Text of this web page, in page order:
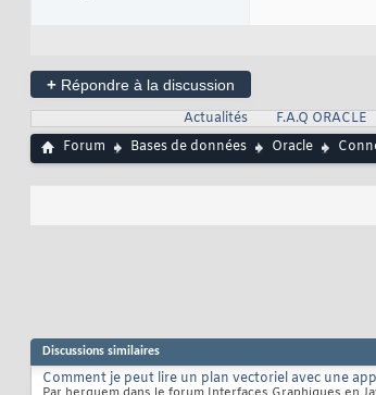
+ Répondre à la discussion
Actualités
F.A.Q ORACLE
Forum
Bases de données Oracle
Discussions similaires
Comment je peut lire un plan vectoriel avec une